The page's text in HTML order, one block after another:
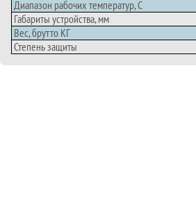
Диапазон рабочих температур, С
Габариты устройства, мм
Вес, брутто КГ
Степень защиты